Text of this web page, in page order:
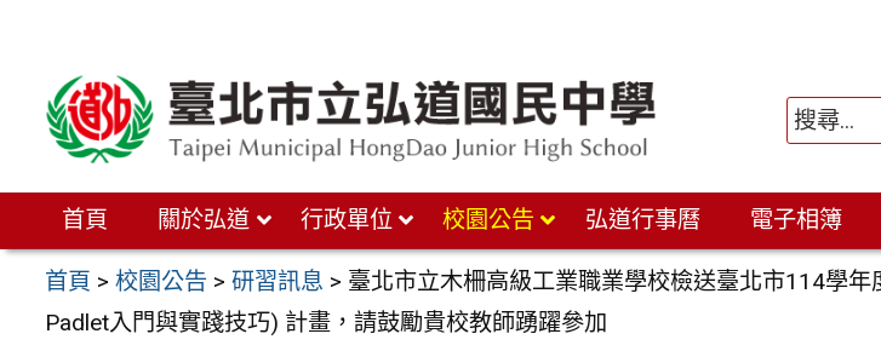
首頁 關於弘道 行政單位 校園公告 弘道行事曆 電子相簿
首頁 >校園公告 >研習訊息 > 臺北市立木柵高級工業職業學校檢送臺北市114學
Padlet入門與實踐技巧) 計畫，請鼓勵貴校教師踴躍參加